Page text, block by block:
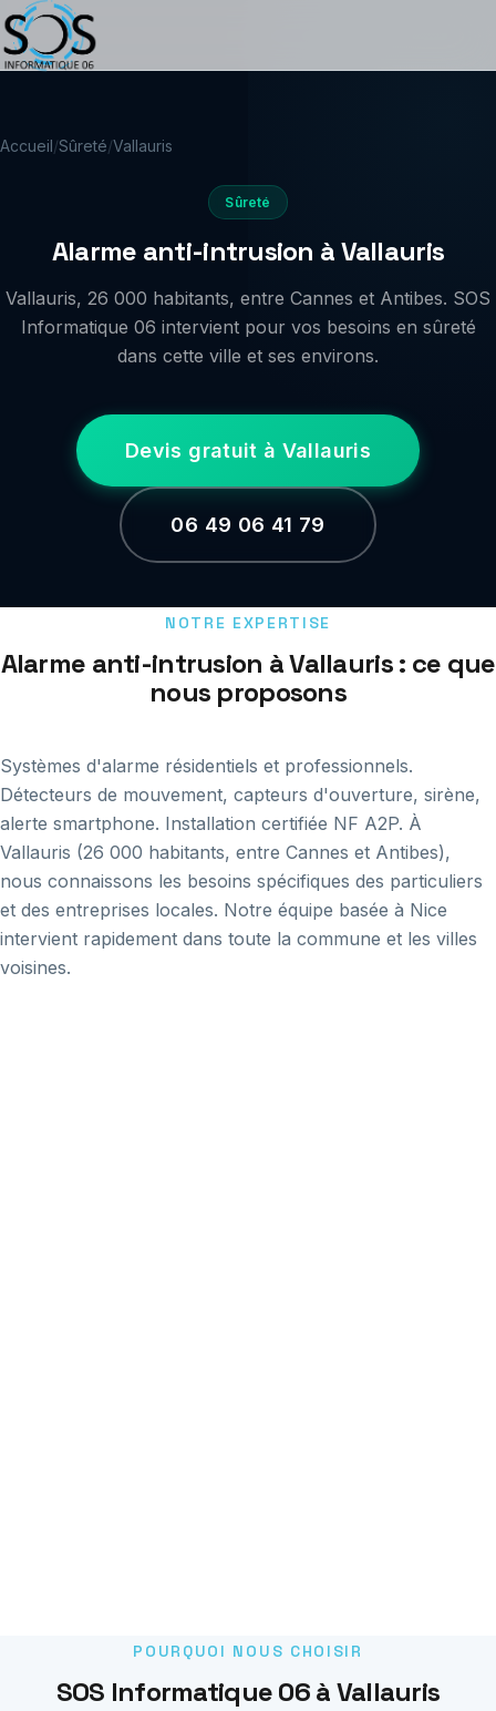
Accueil/Sûreté/Vallauris
Sûreté
Alarme anti-intrusion à Vallauris
Vallauris, 26 000 habitants, entre Cannes et Antibes. SOS
Informatique 06 intervient pour vos besoins en sûreté
dans cette ville et ses environs.
Devis gratuit à Vallauris
06 49 06 41 79
NOTRE EXPERTISE
Alarme anti-intrusion à Vallauris : ce que
nous proposons
Systèmes d'alarme résidentiels et professionnels.
Détecteurs de mouvement, capteurs d'ouverture, sirène,
alerte smartphone. Installation certifiée NF A2P. À
Vallauris (26 000 habitants, entre Cannes et Antibes),
nous connaissons les besoins spécifiques des particuliers
et des entreprises locales. Notre équipe basée à Nice
intervient rapidement dans toute la commune et les villes
voisines.
POURQUOI NOUS CHOISIR
SOS Informatique 06 à Vallauris